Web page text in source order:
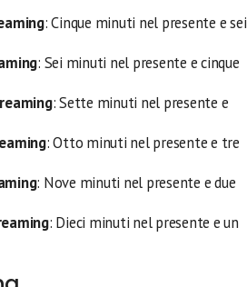
: Cinque minuti nel presente e sei
: Sei minuti nel presente e cinque
: Sette minuti nel presente e
: Otto minuti nel presente e tre
: Nove minuti nel presente e due
: Dieci minuti nel presente e un